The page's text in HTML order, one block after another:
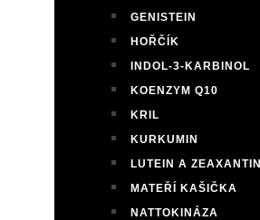
GENISTEIN
HOŘČÍK
INDOL-3-KARBINOL
KOENZYM Q10
KRIL
KURKUMIN
LUTEIN A ZEAXANTIN
MATEŘÍ KAŠIČKA
NATTOKINÁZA